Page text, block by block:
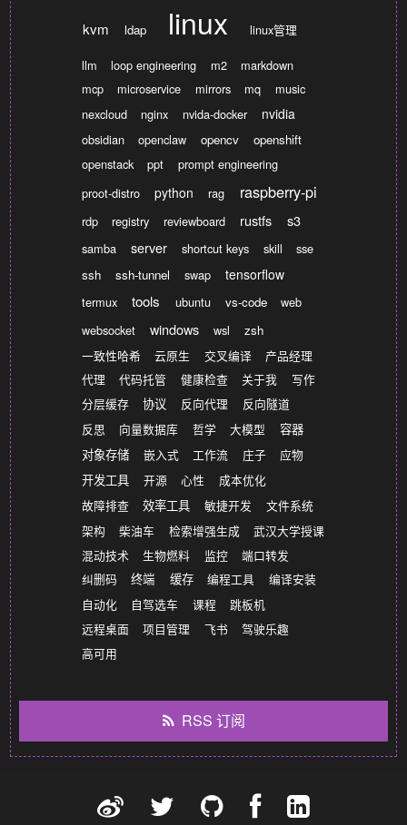
kvm ldap linux linux管理
llm loop engineering m2
markdown
mcp
microservice mirrors mq
music
nexcloud
nginx nvida-docker nvidia
obsidian openclaw opencv
openshift
openstack
ppt
prompt engineering
proot-distro
python rag raspberry-pi
rdp registry reviewboard rustfs s3
samba server shortcut keys skill
sse
ssh
ssh-tunnel swap tensorflow
termux tools ubuntu vs-code
web
websocket
windows wsl
zsh
一致性哈希
云原生 交叉编译
产品经理
代理
代码托管 健康检查 关于我
写作
分层缓存
协议 反向代理
反向隧道
反思
向量数据库 哲学 大模型
容器
对象存储
嵌入式 工作流 庄子
应物
开发工具
开源 心性
成本优化
故障排查
效率工具 敏捷开发
文件系统
架构
柴油车 检索增强生成
武汉大学授课
混动技术
生物燃料 监控
端口转发
纠删码
终端 缓存 编程工具
编译安装
自动化
自驾选车 课程
跳板机
远程桌面
项目管理 飞书
驾驶乐趣
高可用
RSS 订阅